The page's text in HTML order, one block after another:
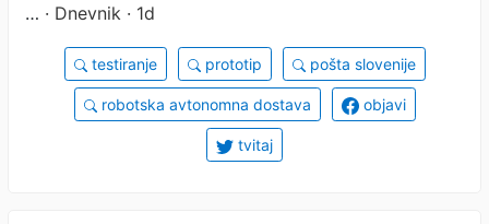
… · Dnevnik · 1d
testiranje prototip pošta slovenije
robotska avtonomna dostava objavi
tvitaj